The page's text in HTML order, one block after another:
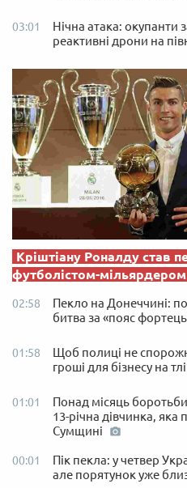
03:01
Нічна атака: окупанти
реактивні дрони на
Кріштіану Роналду став
футболістом-мільярдером
02:58
Пекло на Донеччині:
битва за «пояс
01:58
Щоб полиці не
гроші для бізнесу на
01:01
Понад місяць
13-річна дівчинка,
Сумщині
00:01
Пік пекла: у четвер
але порятунок уже